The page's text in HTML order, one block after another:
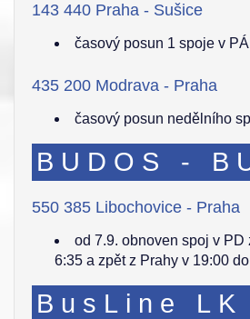
143 440 Praha - Sušice
časový posun 1 spoje v
435 200 Modrava - Praha
časový posun nedělního
BUDOS -
550 385 Libochovice - Praha
od 7.9. obnoven spoj v PD
6:35 a zpět z Prahy v 19:00
BusLine LK